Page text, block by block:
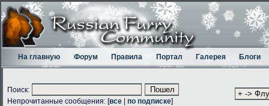
На главную Форум Правила Портал Галерея Блоги
Поиск:
Непрочитанные сообщения: [все по подписке]